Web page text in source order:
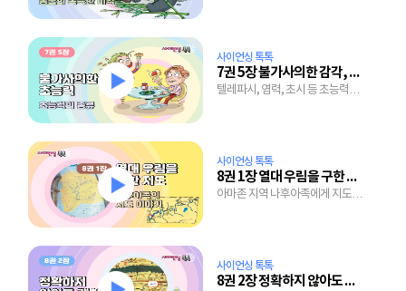
사이언싱 톡톡
7권 5장 불가사의한 감각, 초능력
텔레파시, 염력, 초시 등 초능력을
사이언싱 톡톡
8권 1장 열대 우림을 구한 지도
아마존 지역 나후아족에게 지도가
사이언싱 톡톡
8권 2장 정확하지 않아도 괜찮아!